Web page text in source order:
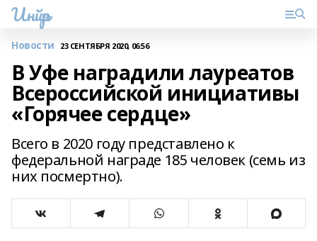
Инйәр
Новости 23 СЕНТЯБРЯ 2020, 06:56
В Уфе наградили лауреатов
Всероссийской инициативы
«Горячее сердце»
Всего в 2020 году представлено к
федеральной награде 185 человек (семь из
них посмертно).